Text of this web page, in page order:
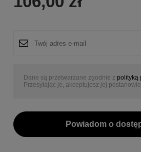
Dane są przetwarzane zgodnie z polityką
Przesyłając je, akceptujesz jej
Powiadom o